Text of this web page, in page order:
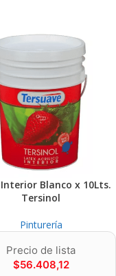
Blanco x 10Lts.
Tersinol
Pinturería
Precio de lista
$56.408,12